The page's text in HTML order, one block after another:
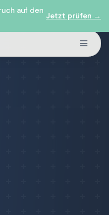
auf den
Jetzt prüfen →